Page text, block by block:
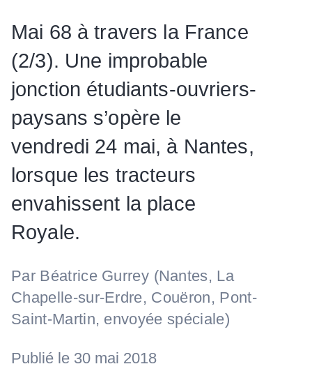
Mai 68 à travers la France
(2/3). Une improbable
jonction étudiants-ouvriers-
paysans s’opère le
vendredi 24 mai, à Nantes,
lorsque les tracteurs
envahissent la place
Royale.
Par Béatrice Gurrey (Nantes, La
Chapelle-sur-Erdre, Couëron, Pont-
Saint-Martin, envoyée spéciale)
Publié le 30 mai 2018